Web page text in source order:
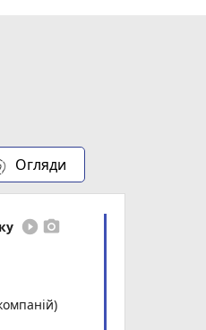
Огляди
play_circle_filled photo_camera